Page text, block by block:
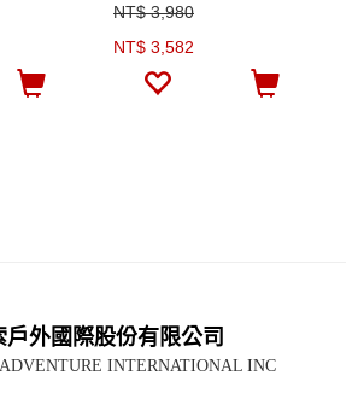
NT$ 3,980
NT$ 3,582
戶外國際股份有限公司
INTERNATIONAL INC